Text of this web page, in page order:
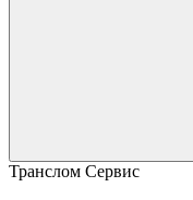
Транслом Сервис